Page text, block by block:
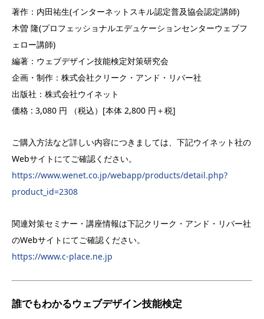
著作：内田祐生(インターネットスキル認定普及協会認定講師)
木曽 隆(プロフェッショナルエデュケーションセンターウェブフ
ェロー講師)
編著：ウェブデザイン技能検定対策研究会
企画・制作：株式会社クリーク・アンド・リバー社
出版社：株式会社ウイネット
価格 : 3,080 円 （税込）[本体 2,800 円＋税]
ご購入方法など詳しい内容につきましては、下記ウイネット社の
Webサイトにてご確認ください。
https://www.wenet.co.jp/webapp/products/detail.php?
product_id=2308
関連対策セミナー・講座情報は下記クリーク・アンド・リバー社
のWebサイトにてご確認ください。
https://www.c-place.ne.jp
誰でもわかるウェブデザイン技能検定